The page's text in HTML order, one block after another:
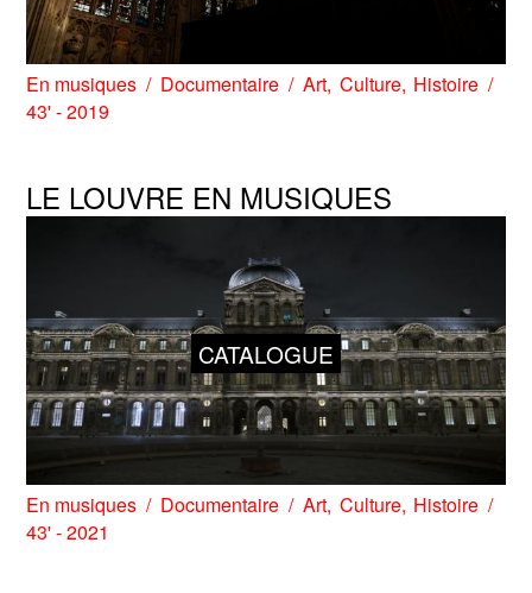
En musiques Documentaire Art Culture Histoire
43' - 2019
LE LOUVRE EN MUSIQUES
CATALOGUE
En musiques Documentaire Art Culture Histoire
43' - 2021